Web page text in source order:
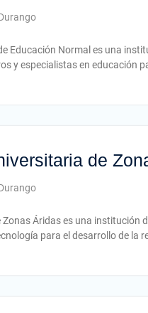
Educación Normal es una
y especialistas en educación
de
Áridas es una institución
para el desarrollo de la